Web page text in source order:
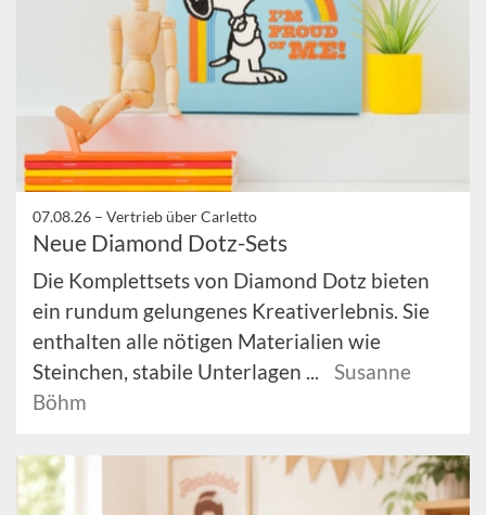
07.08.26 – Vertrieb über Carletto
Neue Diamond Dotz-Sets
Die Komplettsets von Diamond Dotz bieten
ein rundum gelungenes Kreativerlebnis. Sie
enthalten alle nötigen Materialien wie
Steinchen, stabile Unterlagen ...
Susanne
Böhm